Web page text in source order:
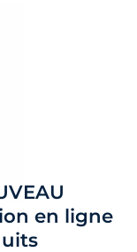
en ligne